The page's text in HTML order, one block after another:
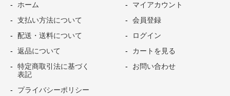
ホーム
支払い方法について
配送・送料について
返品について
特定商取引法に基づく
表記
プライバシーポリシー
マイアカウント
会員登録
ログイン
カートを見る
お問い合わせ